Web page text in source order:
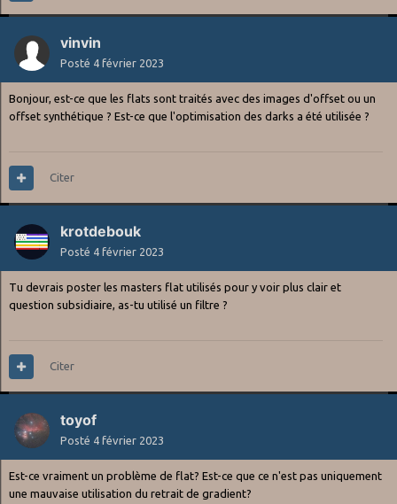
vinvin
Posté 4 février 2023
Bonjour, est-ce que les flats sont traités avec des images d'offset ou un
offset synthétique ? Est-ce que l'optimisation des darks a été utilisée ?
Citer
krotdebouk
Posté 4 février 2023
Tu devrais poster les masters flat utilisés pour y voir plus clair et
question subsidiaire, as-tu utilisé un filtre ?
Citer
toyof
Posté 4 février 2023
Est-ce vraiment un problème de flat? Est-ce que ce n'est pas uniquement
une mauvaise utilisation du retrait de gradient?